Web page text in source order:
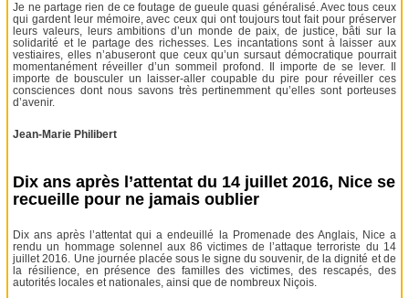
Je ne partage rien de ce foutage de gueule quasi généralisé. Avec tous ceux
qui gardent leur mémoire, avec ceux qui ont toujours tout fait pour préserver
leurs valeurs, leurs ambitions d’un monde de paix, de justice, bâti sur la
solidarité et le partage des richesses. Les incantations sont à laisser aux
vestiaires, elles n’abuseront que ceux qu’un sursaut démocratique pourrait
momentanément réveiller d’un sommeil profond. Il importe de se lever. Il
importe de bousculer un laisser-aller coupable du pire pour réveiller ces
consciences dont nous savons très pertinemment qu’elles sont porteuses
d’avenir.
Jean-Marie Philibert
Dix ans après l’attentat du 14 juillet 2016, Nice se
recueille pour ne jamais oublier
Dix ans après l’attentat qui a endeuillé la Promenade des Anglais, Nice a
rendu un hommage solennel aux 86 victimes de l’attaque terroriste du 14
juillet 2016. Une journée placée sous le signe du souvenir, de la dignité et de
la résilience, en présence des familles des victimes, des rescapés, des
autorités locales et nationales, ainsi que de nombreux Niçois.